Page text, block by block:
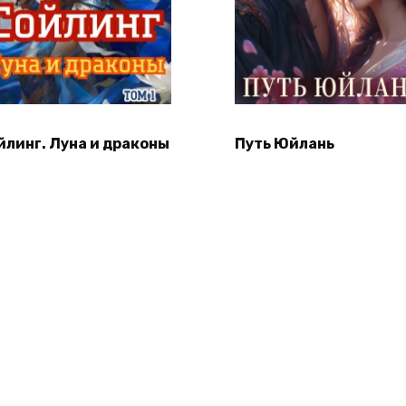
Луна и драконы Путь Юйлань